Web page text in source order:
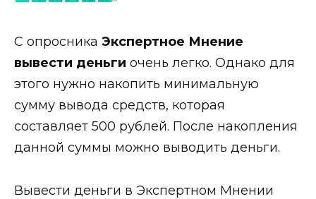
С опросника Экспертное Мнение
вывести деньги очень легко. Однако для
этого нужно накопить минимальную
сумму вывода средств, которая
составляет 500 рублей. После накопления
данной суммы можно выводить деньги.
Вывести деньги в Экспертном Мнении